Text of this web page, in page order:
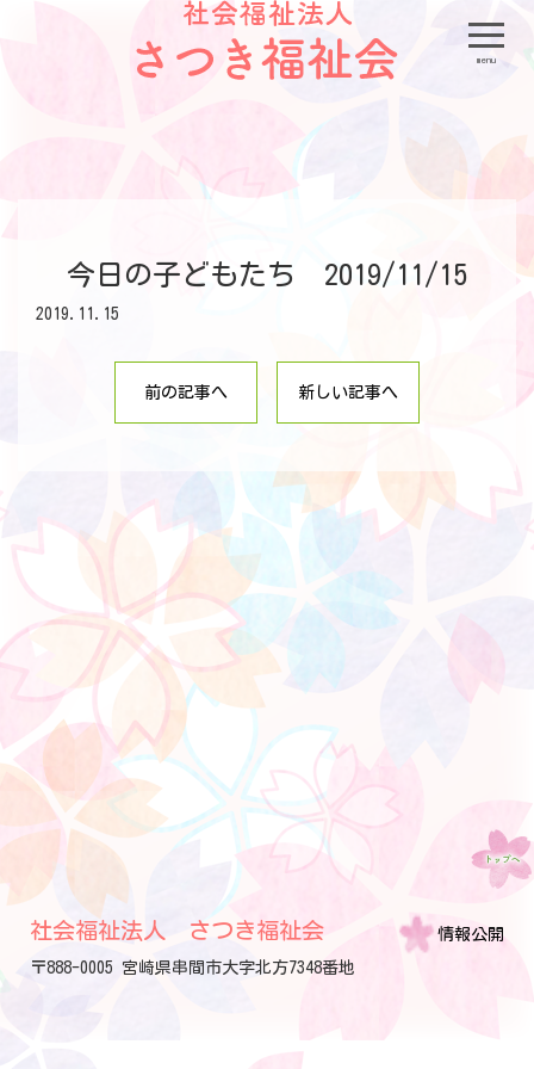
menu
今日の子どもたち 2019/11/15
2019.11.15
前の記事へ 新しい記事へ
社会福祉法人 さつき福祉会
〒888-0005 宮崎県串間市大字北方7348番地
情報公開